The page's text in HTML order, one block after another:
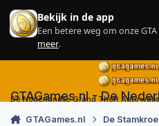
Skip to content
Bekijk in de app
Een betere weg om onze
meer.
GTAGames.nl - De
De Nederlandse Grand Theft Auto
GTAGames.nl De